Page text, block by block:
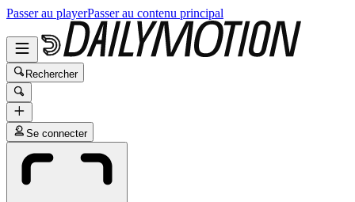
Passer au playerPasser au contenu principal
Rechercher
Se connecter